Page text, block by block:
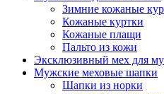
Зимние кожаные
Кожаные куртки
Кожаные плащи
Пальто из кожи
Эксклюзивный мех для
Мужские меховые шапки
Шапки из норки